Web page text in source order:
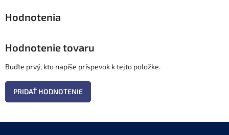
Hodnotenie tovaru
Buďte prvý, kto napíše príspevok k tejto položke.
PRIDAŤ HODNOTENIE